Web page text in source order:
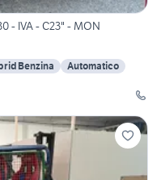
- IVA - C23" - MON
Benzina
Automatico